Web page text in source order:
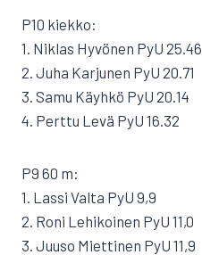
P10 kiekko:
1. Niklas Hyvönen PyU 25.46
2. Juha Karjunen PyU 20.71
3. Samu Käyhkö PyU 20.14
4. Perttu Levä PyU 16.32
P9 60 m:
1. Lassi Valta PyU 9,9
2. Roni Lehikoinen PyU 11,0
3. Juuso Miettinen PyU 11,9